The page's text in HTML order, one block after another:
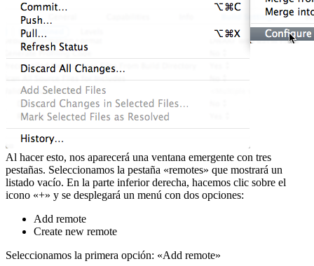
Al hacer esto, nos aparecerá una ventana emergente con tres
pestañas. Seleccionamos la pestaña «remotes» que mostrará un
listado vacío. En la parte inferior derecha, hacemos clic sobre el
icono «+» y se desplegará un menú con dos opciones:
Add remote
Create new remote
Seleccionamos la primera opción: «Add remote»